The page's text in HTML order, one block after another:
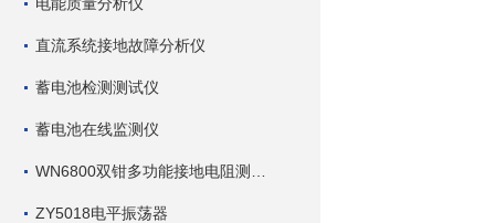
直流系统接地故障分析仪
蓄电池检测测试仪
蓄电池在线监测仪
ZY5018电平振荡器